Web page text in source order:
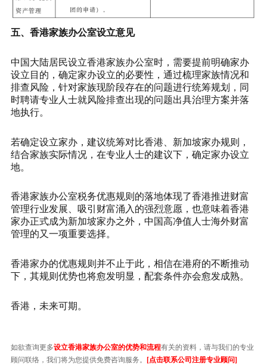
五、香港家族办公室设立意见
中国大陆居民设立香港家族办公室时，需要提前明确家办
设立目的，确定家办设立的必要性，通过梳理家族情况和
排查风险，针对家族现阶段存在的问题进行统筹规划，同
时聘请专业人士就风险排查出现的问题出具治理方案并落
地执行。
若确定设立家办，建议统筹对比香港、新加坡家办规则，
结合家族实际情况，在专业人士的建议下，确定家办设立
地。
香港家族办公室税务优惠规则的落地体现了香港推进财富
管理行业发展、吸引财富涌入的强烈意愿，也意味着香港
家办正式成为新加坡家办之外，中国高净值人士海外财富
管理的又一项重要选择。
香港家办的优惠规则并不止于此，相信在港府的不断推动
下，其规则优势也将愈发明显，配套条件亦会愈发成熟。
香港，未来可期。
如欲查询更多设立香港家族办公室的优势和流程有关的资料，请与我们的专业
顾问联络，我们将为您提供免费咨询服务。 [点击联系公司注册专业顾问]